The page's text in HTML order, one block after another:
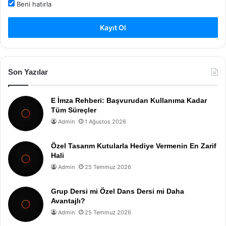
Beni hatırla
Kayıt Ol
Son Yazılar
E İmza Rehberi: Başvurudan Kullanıma Kadar
Tüm Süreçler
Admin 1 Ağustos 2026
Özel Tasarım Kutularla Hediye Vermenin En Zarif
Hali
Admin 25 Temmuz 2026
Grup Dersi mi Özel Dans Dersi mi Daha
Avantajlı?
Admin 25 Temmuz 2026